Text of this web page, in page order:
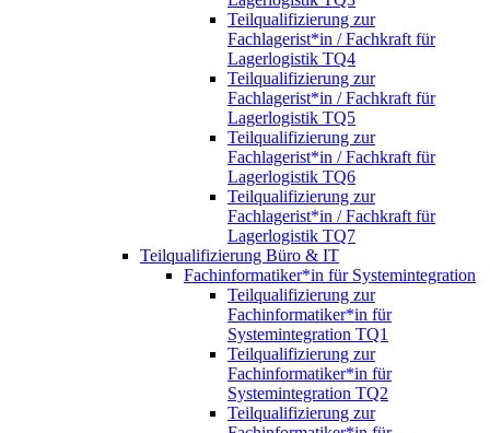
Teilqualifizierung zur
Fachlagerist*in / Fachkraft für
Lagerlogistik TQ4
Teilqualifizierung zur
Fachlagerist*in / Fachkraft für
Lagerlogistik TQ5
Teilqualifizierung zur
Fachlagerist*in / Fachkraft für
Lagerlogistik TQ6
Teilqualifizierung zur
Fachlagerist*in / Fachkraft für
Lagerlogistik TQ7
Teilqualifizierung Büro & IT
Fachinformatiker*in für Systemintegration
Teilqualifizierung zur
Fachinformatiker*in für
Systemintegration TQ1
Teilqualifizierung zur
Fachinformatiker*in für
Systemintegration TQ2
Teilqualifizierung zur